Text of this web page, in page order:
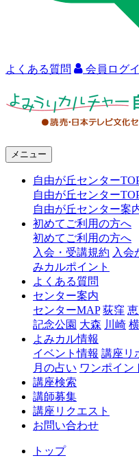
よくある質問 会員ログ
メニュー
自由が丘センター
自由が丘センター
自由が丘センター案
初めてご利用の方へ
初めてご利用の方へ
入会・受講規約 入会
みカルポイント
よくある質問
センター案内
センターMAP 荻窪
記念公園 大森 川崎
よみカル情報
イベント情報 講座リ
月の占い ワンポイン
講座検索
講師募集
講座リクエスト
お問い合わせ
トップ